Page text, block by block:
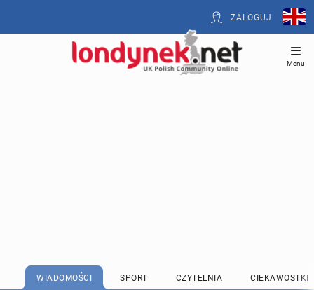
ZALOGUJ
Menu
WIADOMOŚCI SPORT CZYTELNIA CIEKAWOSTKI